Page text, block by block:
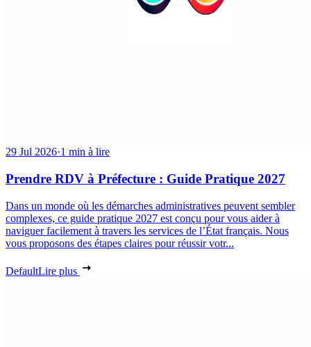
29 Jul 2026·1 min à lire
Prendre RDV à Préfecture : Guide Pratique 2027
Dans un monde où les démarches administratives peuvent sembler
complexes, ce guide pratique 2027 est conçu pour vous aider à
naviguer facilement à travers les services de l’État français. Nous
vous proposons des étapes claires pour réussir votr...
DefaultLire plus